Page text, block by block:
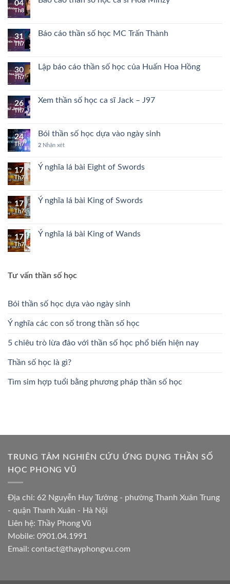
04
Th8
31
Th7
Báo cáo thần số học MC Trấn Thành
30
Th7
Lập báo cáo thần số học của Huấn Hoa Hồng
26
Th7
Xem thần số học ca sĩ Jack – J97
24
Th7
Bói thần số học dựa vào ngày sinh
2 Nhận xét
17
Th7
Ý nghĩa lá bài Eight of Swords
17
Th7
Ý nghĩa lá bài King of Swords
17
Th7
Ý nghĩa lá bài King of Wands
Tư vấn thần số học
Bói thần số học dựa vào ngày sinh
Ý nghĩa các con số trong thần số học
5 chiêu trò lừa đảo với thần số học phổ biến hiện nay
Thần số học là gì?
Tìm sim hợp tuổi bằng phương pháp thần số học
TRUNG TÂM NGHIÊN CỨU ỨNG DỤNG THẦN SỐ
HỌC PHONG VŨ
Địa chỉ: 62 Nguyễn Huy Tưởng - phường Thanh Xuân Trung
- quận Thanh Xuân - Hà Nội
Liên hệ: Thầy Phong Vũ
Mobile: 0901.04.1991
Email: contact@thayphongvu.com